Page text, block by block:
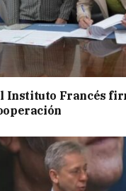
Instituto Francés